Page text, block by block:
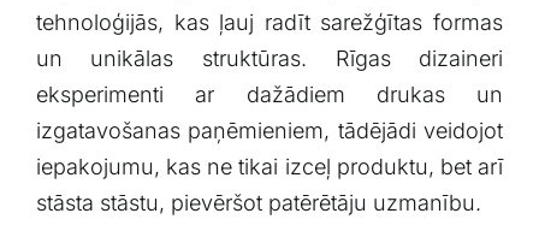
tehnoloģijās, kas ļauj radīt sarežģītas formas
un unikālas struktūras. Rīgas dizaineri⁣
eksperimenti ar dažādiem drukas un
izgatavošanas‌ paņēmieniem, tādējādi veidojot
iepakojumu, kas ne tikai izceļ produktu,‍ bet⁢ arī
stāsta ‌stāstu, pievēršot patērētāju uzmanību.